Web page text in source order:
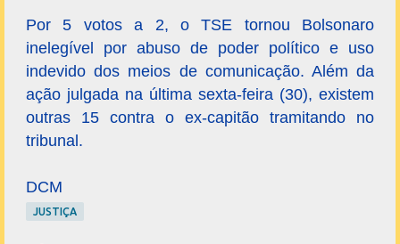
Por 5 votos a 2, o TSE tornou Bolsonaro
inelegível por abuso de poder político e uso
indevido dos meios de comunicação. Além da
ação julgada na última sexta-feira (30), existem
outras 15 contra o ex-capitão tramitando no
tribunal.
DCM
JUSTIÇA